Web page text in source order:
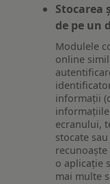
Stocarea
de pe un
Modulele
online
informații
ecranului,
stocate
recunoaște
o aplicație
mai multe